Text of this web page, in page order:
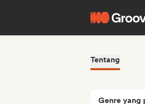
Tentang
Genre yang